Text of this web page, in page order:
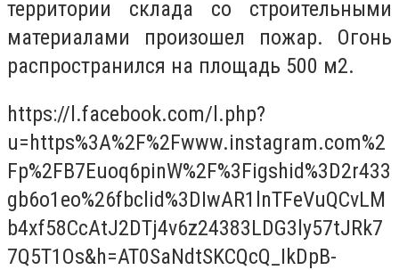
территории склада со строительными
материалами произошел пожар. Огонь
распространился на площадь 500 м2.
https://l.facebook.com/l.php?
u=https%3A%2F%2Fwww.instagram.com%2
Fp%2FB7Euoq6pinW%2F%3Figshid%3D2r433
gb6o1eo%26fbclid%3DIwAR1lnTFeVuQCvLM
b4xf58CcAtJ2DTj4v6z24383LDG3ly57tJRk7
7Q5T1Os&h=AT0SaNdtSKCQcQ_IkDpB-